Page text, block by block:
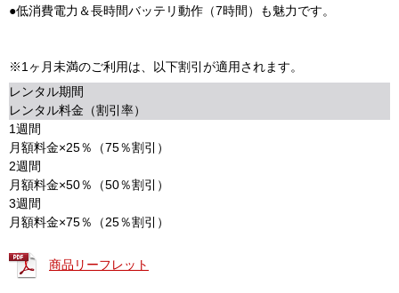
●低消費電力＆長時間バッテリ動作（7時間）も魅力です。
※1ヶ月未満のご利用は、以下割引が適用されます。
レンタル期間
レンタル料金（割引率）
1週間
月額料金×25％（75％割引）
2週間
月額料金×50％（50％割引）
3週間
月額料金×75％（25％割引）
商品リーフレット